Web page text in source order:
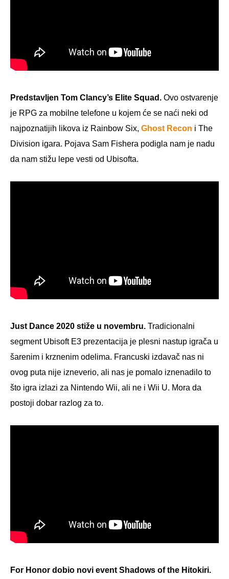
Predstavljen Tom Clancy’s Elite Squad. Ovo ostvarenje
je RPG za mobilne telefone u kojem će se naći neki od
najpoznatijih likova iz Rainbow Six, Ghost Recon i The
Division igara. Pojava Sam Fishera podigla nam je nadu
da nam stižu lepe vesti od Ubisofta.
Just Dance 2020 stiže u novembru. Tradicionalni
segment Ubisoft E3 prezentacija je plesni nastup igrača u
šarenim i krznenim odelima. Francuski izdavač nas ni
ovog puta nije izneverio, ali nas je pomalo iznenadilo to
što igra izlazi za Nintendo Wii, ali ne i Wii U. Mora da
postoji dobar razlog za to.
For Honor dobio novi event Shadows of the Hitokiri.